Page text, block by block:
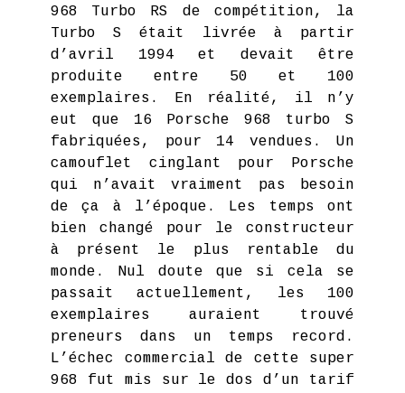
968 Turbo RS de compétition, la
Turbo S était livrée à partir
d’avril 1994 et devait être
produite entre 50 et 100
exemplaires. En réalité, il n’y
eut que 16 Porsche 968 turbo S
fabriquées, pour 14 vendues. Un
camouflet cinglant pour Porsche
qui n’avait vraiment pas besoin
de ça à l’époque. Les temps ont
bien changé pour le constructeur
à présent le plus rentable du
monde. Nul doute que si cela se
passait actuellement, les 100
exemplaires auraient trouvé
preneurs dans un temps record.
L’échec commercial de cette super
968 fut mis sur le dos d’un tarif